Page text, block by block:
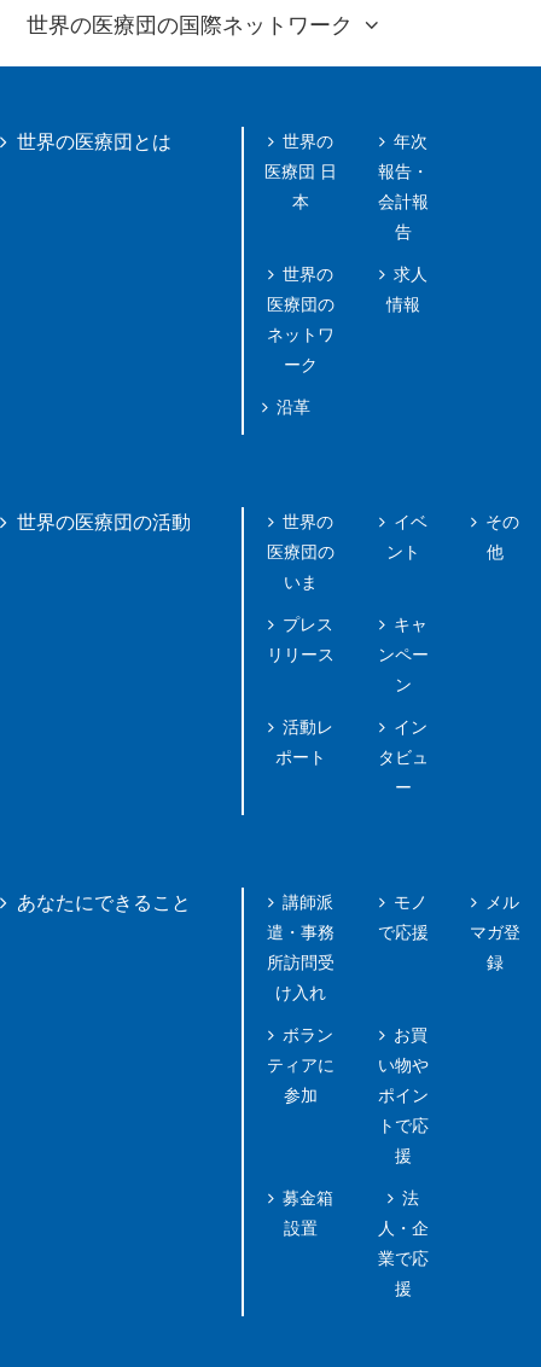
世界の医療団の国際ネットワーク
世界の医療団とは
世界の
医療団 日
本
世界の
医療団の
ネットワ
ーク
沿革
年次
報告・
会計報
告
求人
情報
世界の医療団の活動
世界の
医療団の
いま
プレス
リリース
活動レ
ポート
イベ
ント
キャ
ンペー
ン
イン
タビュ
ー
その
他
あなたにできること
講師派
遣・事務
所訪問受
け入れ
ボラン
ティアに
参加
募金箱
設置
モノ
で応援
お買
い物や
ポイン
トで応
援
法
人・企
業で応
援
メル
マガ登
録